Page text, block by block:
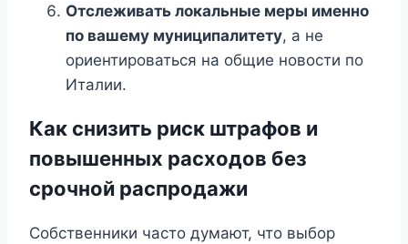
Отслеживать локальные меры именно
по вашему муниципалитету, а не
ориентироваться на общие новости по
Италии.
Как снизить риск штрафов и
повышенных расходов без
срочной распродажи
Собственники часто думают, что выбор